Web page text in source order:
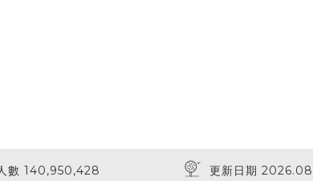
數 140,950,428 更新日期